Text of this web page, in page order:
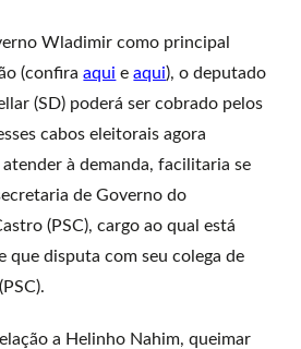
Wladimir como principal
(confiraaqui eaqui), o deputado
(SD) poderá ser cobrado pelos
cabos eleitorais agora
atender à demanda, facilitaria se
de Governo do
(PSC), cargo ao qual está
que disputa com seu colega de
a Helinho Nahim, queimar